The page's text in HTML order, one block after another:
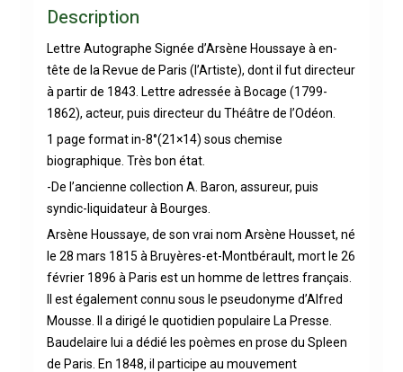
Description
Lettre Autographe Signée d’Arsène Houssaye à en-
tête de la Revue de Paris (l’Artiste), dont il fut directeur
à partir de 1843. Lettre adressée à Bocage (1799-
1862), acteur, puis directeur du Théâtre de l’Odéon.
1 page format in-8°(21×14) sous chemise
biographique. Très bon état.
-De l’ancienne collection A. Baron, assureur, puis
syndic-liquidateur à Bourges.
Arsène Houssaye, de son vrai nom Arsène Housset, né
le 28 mars 1815 à Bruyères-et-Montbérault, mort le 26
février 1896 à Paris est un homme de lettres français.
Il est également connu sous le pseudonyme d’Alfred
Mousse. Il a dirigé le quotidien populaire La Presse.
Baudelaire lui a dédié les poèmes en prose du Spleen
de Paris. En 1848, il participe au mouvement